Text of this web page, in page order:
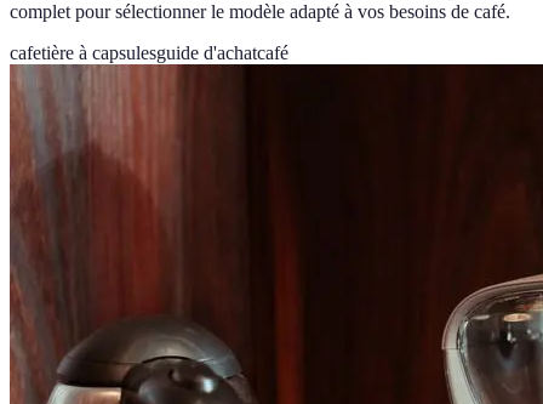
complet pour sélectionner le modèle adapté à vos besoins de café.
cafetière à capsulesguide d'achatcafé